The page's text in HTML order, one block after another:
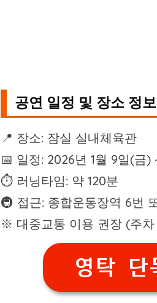
공연 일정 및 장소 정보
📍 장소: 잠실 실내체육관
📅 일정: 2026년 1월 9일(금)
⏱️ 러닝타임: 약 120분
🚇 접근: 종합운동장역 6번
※ 대중교통 이용 권장 (주
영탁 단